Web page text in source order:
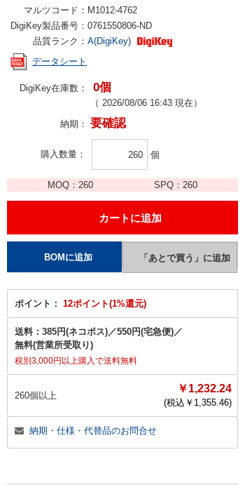
マルツコード： M1012-4762
DigiKey製品番号： 0761550806-ND
品質ランク： A(DigiKey)
データシート
DigiKey在庫数： 0個
（ 2026/08/06 16:43 現在）
納期： 要確認
購入数量 個
MOQ：260 SPQ： 260
ポイント： 12ポイント(1%還元)
送料： 385円(ネコポス)／550円(宅急便)／
無料(営業所受取り)
税別3,000円以上購入で送料無料
260個以上
￥1,232.24
(税込￥ 1,355.46)
納期・仕様・代替品のお問合せ